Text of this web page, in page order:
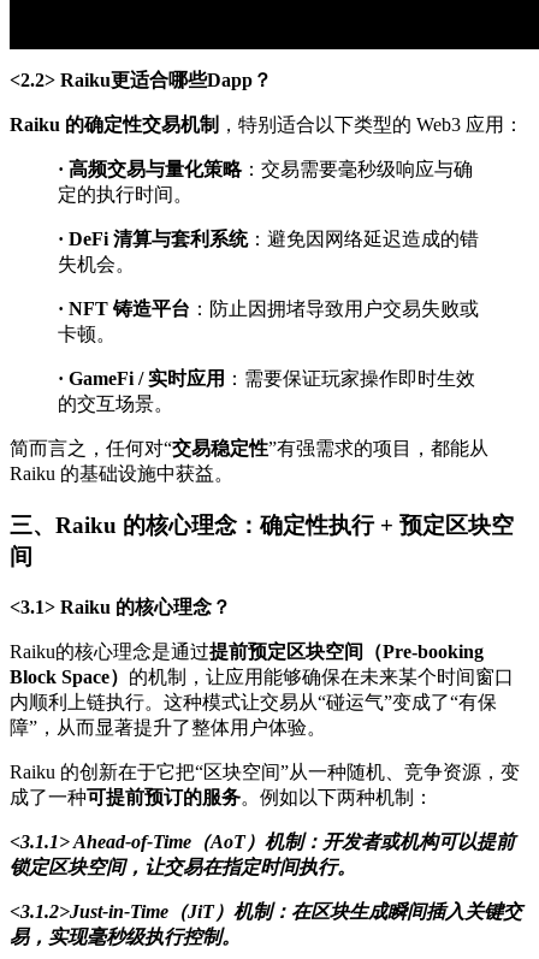
<2.2> Raiku更适合哪些Dapp？
Raiku 的确定性交易机制 ，特别适合以下类型的 Web3 应用：
· 高频交易与量化策略：交易需要毫秒级响应与确
定的执行时间。
· DeFi 清算与套利系统：避免因网络延迟造成的错
失机会。
· NFT 铸造平台 ：防止因拥堵导致用户交易失败或
卡顿。
· GameFi / 实时应用 ：需要保证玩家操作即时生效
的交互场景。
简而言之，任何对“交易稳定性”有强需求的项目，都能从
Raiku 的基础设施中获益。
三、Raiku 的核心理念：确定性执行 + 预定区块空
间
<3.1> Raiku 的核心理念？
Raiku的核心理念是通过提前预定区块空间（Pre-booking
Block Space） 的机制，让应用能够确保在未来某个时间窗口
内顺利上链执行。这种模式让交易从“碰运气”变成了“有保
障”，从而显著提升了整体用户体验。
Raiku 的创新在于它把“区块空间”从一种随机、竞争资源，变
成了一种可提前预订的服务。例如以下两种机制：
<3.1.1> Ahead-of-Time（AoT）机制：开发者或机构可以提前
锁定区块空间，让交易在指定时间执行。
<3.1.2>Just-in-Time（JiT）机制：在区块生成瞬间插入关键交
易，实现毫秒级执行控制。